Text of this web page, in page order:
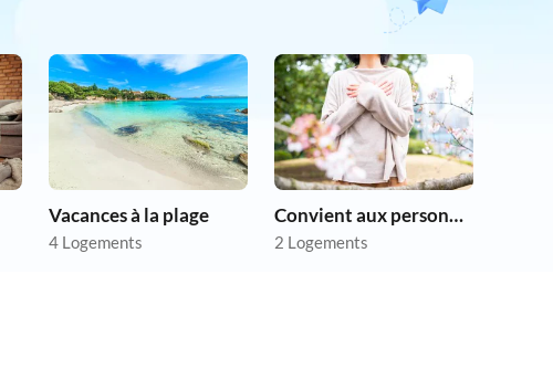
Vacances à la plage
4 Logements
Convient aux personnes allergiques
2 Logements